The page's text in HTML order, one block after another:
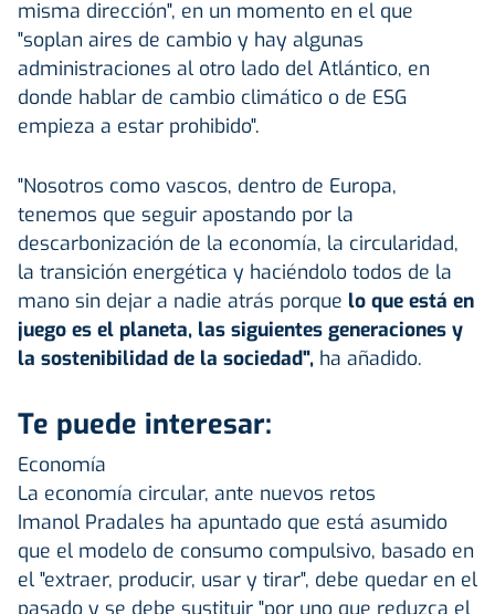
misma dirección", en un momento en el que
"soplan aires de cambio y hay algunas
administraciones al otro lado del Atlántico, en
donde hablar de cambio climático o de ESG
empieza a estar prohibido".
"Nosotros como vascos, dentro de Europa,
tenemos que seguir apostando por la
descarbonización de la economía, la circularidad,
la transición energética y haciéndolo todos de la
mano sin dejar a nadie atrás porque lo que está en
juego es el planeta, las siguientes generaciones y
la sostenibilidad de la sociedad", ha añadido.
Te puede interesar:
Economía
La economía circular, ante nuevos retos
Imanol Pradales ha apuntado que está asumido
que el modelo de consumo compulsivo, basado en
el "extraer, producir, usar y tirar", debe quedar en el
pasado y se debe sustituir "por uno que reduzca el